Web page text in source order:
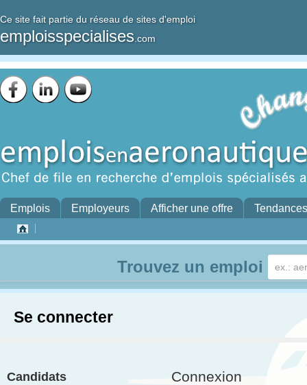
Ce site fait partie du réseau de sites d'emploi
emploisspecialises .com
Emplois Employeurs Afficher une offre Tendances
Trouvez un emploi
Se connecter
Candidats Connexion